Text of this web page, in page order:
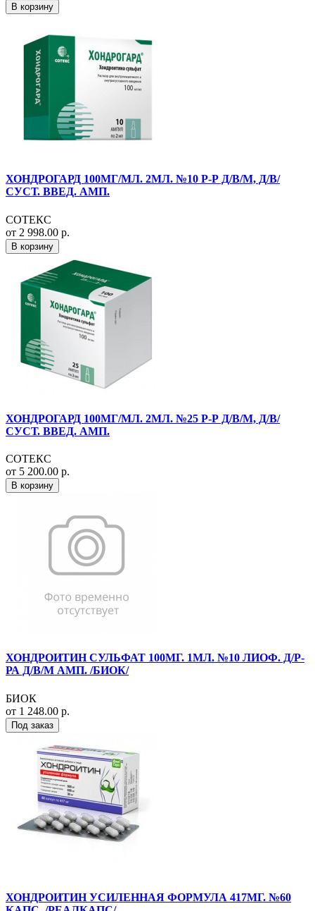
В корзину
ХОНДРОГАРД 100МГ/МЛ. 2МЛ. №10 Р-Р Д/В/М, Д/В/
СУСТ. ВВЕД. АМП.
СОТЕКС
от 2 998.00 р.
В корзину
ХОНДРОГАРД 100МГ/МЛ. 2МЛ. №25 Р-Р Д/В/М, Д/В/
СУСТ. ВВЕД. АМП.
СОТЕКС
от 5 200.00 р.
В корзину
ХОНДРОИТИН СУЛЬФАТ 100МГ. 1МЛ. №10 ЛИОФ. Д/Р-
РА Д/В/М АМП. /БИОК/
БИОК
от 1 248.00 р.
Под заказ
ХОНДРОИТИН УСИЛЕННАЯ ФОРМУЛА 417МГ. №60